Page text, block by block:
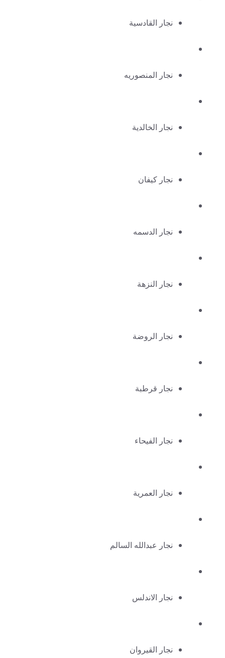
نجار القادسية
نجار المنصوريه
نجار الخالدية
نجار كيفان
نجار الدسمه
نجار النزهة
نجار الروضة
نجار قرطبة
نجار الفيحاء
نجار العمرية
نجار عبدالله السالم
نجار الاندلس
نجار القيروان